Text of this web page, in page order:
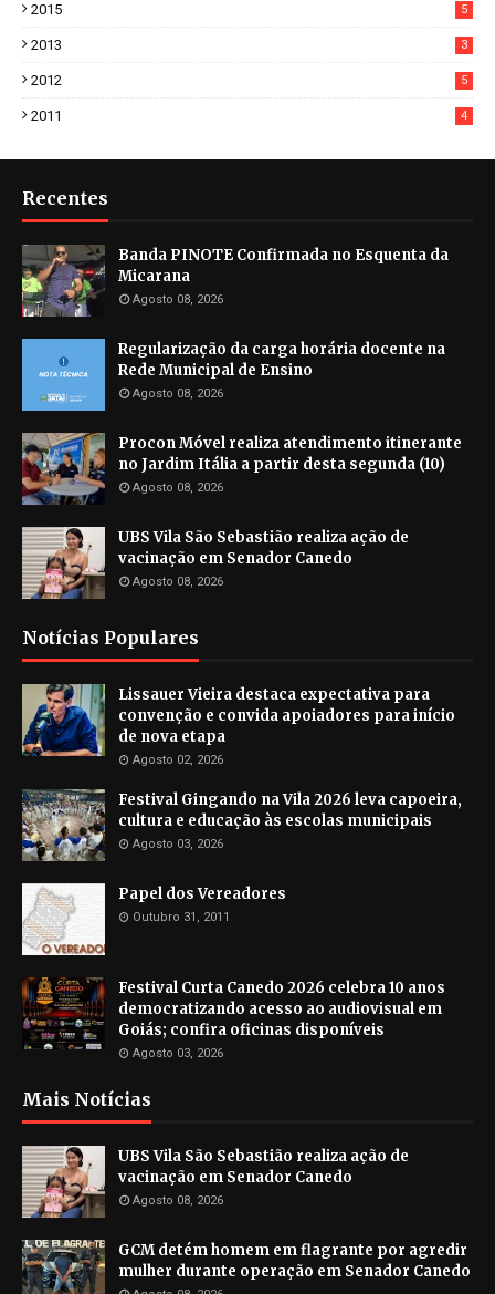
2015 5
2013 3
2012 5
2011 4
Recentes
Banda PINOTE Confirmada no Esquenta da
Micarana
Agosto 08, 2026
Regularização da carga horária docente na
Rede Municipal de Ensino
Agosto 08, 2026
Procon Móvel realiza atendimento itinerante
no Jardim Itália a partir desta segunda (10)
Agosto 08, 2026
UBS Vila São Sebastião realiza ação de
vacinação em Senador Canedo
Agosto 08, 2026
Notícias Populares
Lissauer Vieira destaca expectativa para
convenção e convida apoiadores para início
de nova etapa
Agosto 02, 2026
Festival Gingando na Vila 2026 leva capoeira,
cultura e educação às escolas municipais
Agosto 03, 2026
Papel dos Vereadores
Outubro 31, 2011
Festival Curta Canedo 2026 celebra 10 anos
democratizando acesso ao audiovisual em
Goiás; confira oficinas disponíveis
Agosto 03, 2026
Mais Notícias
UBS Vila São Sebastião realiza ação de
vacinação em Senador Canedo
Agosto 08, 2026
GCM detém homem em flagrante por agredir
mulher durante operação em Senador Canedo